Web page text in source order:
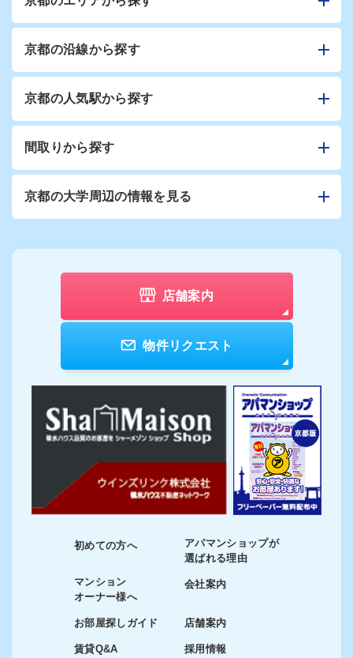
京都の沿線から探す
京都の人気駅から探す
間取りから探す
京都の大学周辺の情報を見る
店舗案内
物件リクエスト
初めての方へ
マンション
オーナー様へ
お部屋探しガイド
賃貸Q&A
アパマンショップが
選ばれる理由
会社案内
店舗案内
採用情報